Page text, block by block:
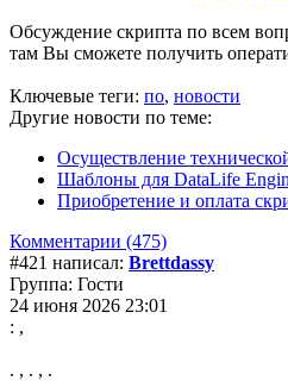
Обсуждение скрипта по всем
там Вы сможете получить
Ключевые теги: по, новости
Другие новости по теме:
Осуществление
Шаблоны для DataLife
Приобретение и оплата
Комментарии (475)
#421 написал: Brettdassy
Группа: Гости
24 июня 2026 23:01
: ,
. , . , .